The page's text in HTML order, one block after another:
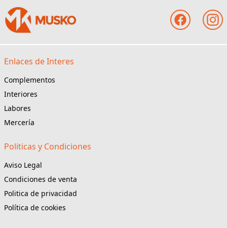
Enlaces de Interes
Complementos
Interiores
Labores
Mercería
Politicas y Condiciones
Aviso Legal
Condiciones de venta
Politica de privacidad
Política de cookies